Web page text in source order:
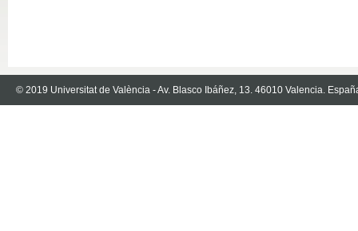
© 2019 Universitat de València - Av. Blasco Ibáñez, 13. 46010 Valencia.